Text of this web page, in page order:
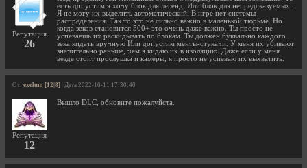
Репутация
26
есть допустим я хочу блок для легенд. Или блок для непредсказуемых.
Я не могу их выделить автоматический. В игре нет системы
распределения. Так то это не сильно важно в маленькой тюрьме. Но
когда зеков становится 500+ это очень даже важно. Ты просто не
успеваешь их раскидывать по блокам. Ты должен буквально каждого
зека кидать вручную Или допустим менты-стукачи. У меня их убивают
значительно раньше, чем я кидаю их в изоляцию. Даже если у меня
везде стоит прослушка и камеры, я просто не успеваю их выхватить.
От: exelum [12|8] | Дата 2022-10-11 17:30:40
Репутация
12
Вышло DLC, обновите пожалуйста.